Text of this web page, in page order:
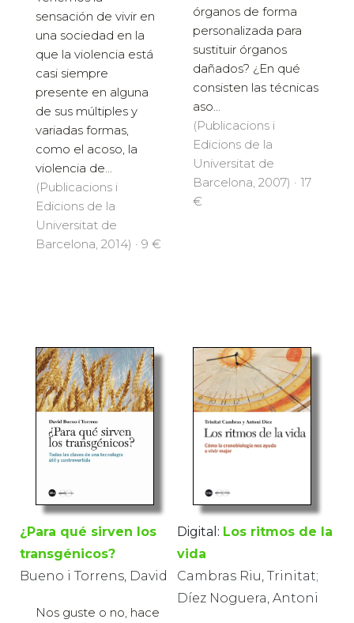
sensación de vivir en
una sociedad en la
que la violencia está
casi siempre
presente en alguna
de sus múltiples y
variadas formas,
como el acoso, la
violencia de...
(Publicacions i
Edicions de la
Universitat de
Barcelona, 2014) · 9 €
órganos de forma
personalizada para
sustituir órganos
dañados? ¿En qué
consisten las técnicas
aso...
(Publicacions i
Edicions de la
Universitat de
Barcelona, 2007) · 17
€
¿Para qué sirven los
transgénicos?
Bueno i Torrens, David
Nos guste o no, hace
Digital: Los ritmos de la
vida
Cambras Riu, Trinitat;
Díez Noguera, Antoni